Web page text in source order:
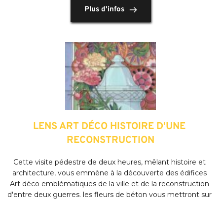
Plus d'infos
LENS ART DÉCO HISTOIRE D'UNE
RECONSTRUCTION
Cette visite pédestre de deux heures, mêlant histoire et
architecture, vous emmène à la découverte des édifices
Art déco emblématiques de la ville et de la reconstruction
d'entre deux guerres. les fleurs de béton vous mettront sur